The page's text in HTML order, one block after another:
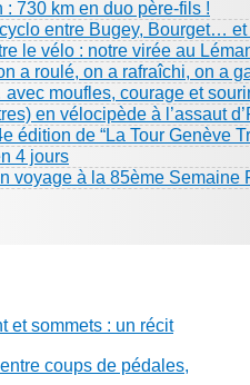
: 730 km en duo père-fils !
entre Bugey, Bourget…
le vélo : notre virée au
a roulé, on a rafraîchi, on a
moufles, courage et
en vélocipède à l’assaut
édition de “La Tour Genève
4 jours
voyage à la 85ème Semaine
et sommets : un récit
coups de pédales,